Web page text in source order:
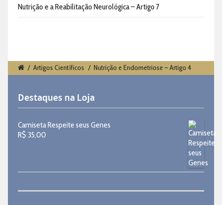
Nutrição e a Reabilitação Neurológica – Artigo 7
/ Artigos Científicos / Nutrição e Endometriose – Artigo 4
Destaques na Loja
Camiseta Respeite seus Genes
R$ 35,00